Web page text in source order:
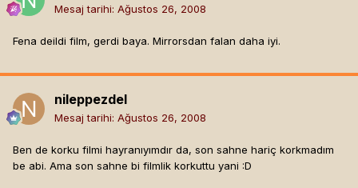
Mesaj tarihi: Ağustos 26, 2008
Fena deildi film, gerdi baya. Mirrorsdan falan daha iyi.
nileppezdel
Mesaj tarihi: Ağustos 26, 2008
Ben de korku filmi hayranıyımdır da, son sahne hariç korkmadım
be abi. Ama son sahne bi filmlik korkuttu yani :D